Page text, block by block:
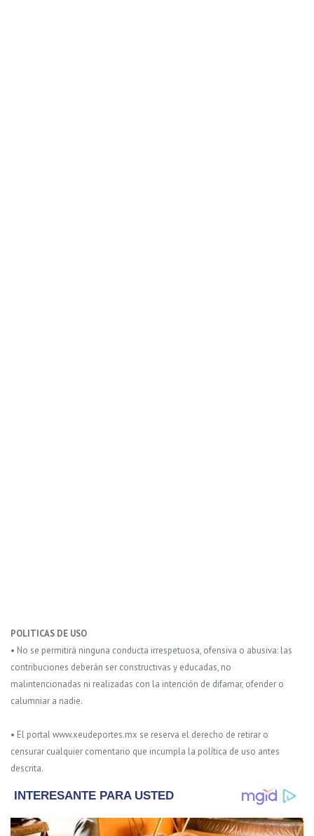
POLITICAS DE USO
• No se permitirá ninguna conducta irrespetuosa, ofensiva o abusiva: las
contribuciones deberán ser constructivas y educadas, no
malintencionadas ni realizadas con la intención de difamar, ofender o
calumniar a nadie.
• El portal www.xeudeportes.mx se reserva el derecho de retirar o
censurar cualquier comentario que incumpla la política de uso antes
descrita.